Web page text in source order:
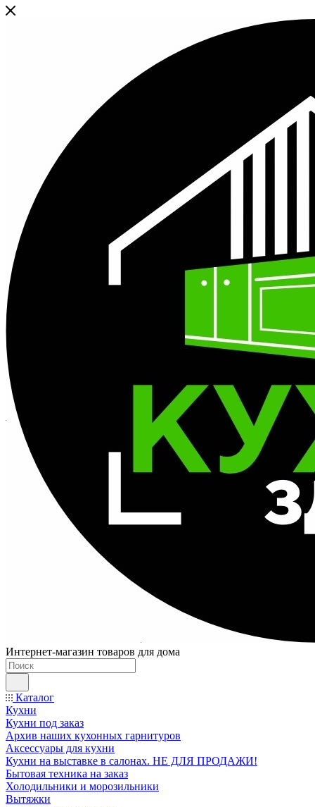
Интернет-магазин товаров для дома
Каталог
Кухни
Кухни под заказ
Архив наших кухонных гарнитуров
Аксессуары для кухни
Кухни на выставке в салонах. НЕ ДЛЯ ПРОДАЖИ!
Бытовая техника на заказ
Холодильники и морозильники
Вытяжки